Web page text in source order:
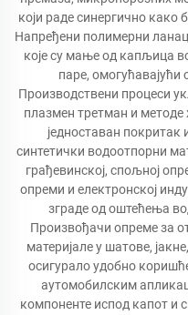
који раде синергично како
Напређени полимерни
које су мање од капљица
паре, омогућавајући
Производствени процеси
плазмен третман и методе
једноставан
синтетички водоотпорни
грађевинској, спољној
опреми и електронској
зграде од оштећења
Произвођачи опреме за
материјале у шатове,
осигурало удобно
аутомобилским
компоненте испод капот и